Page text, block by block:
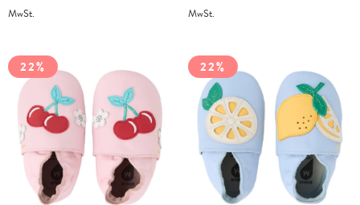
MwSt.
MwSt.
22% 22%